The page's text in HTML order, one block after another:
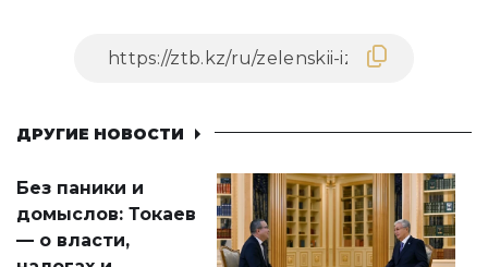
ДРУГИЕ НОВОСТИ
Без паники и
домыслов: Токаев
— о власти,